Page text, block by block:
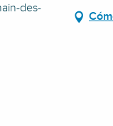
des-